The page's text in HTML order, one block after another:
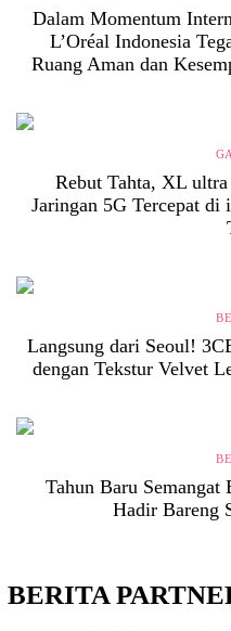
Dalam Momentum
L’Oréal Indonesia
Ruang Aman dan
Rebut Tahta, XL
Jaringan 5G Tercepat di
Langsung dari Seoul!
dengan Tekstur Velvet
Tahun Baru
Hadir Bareng